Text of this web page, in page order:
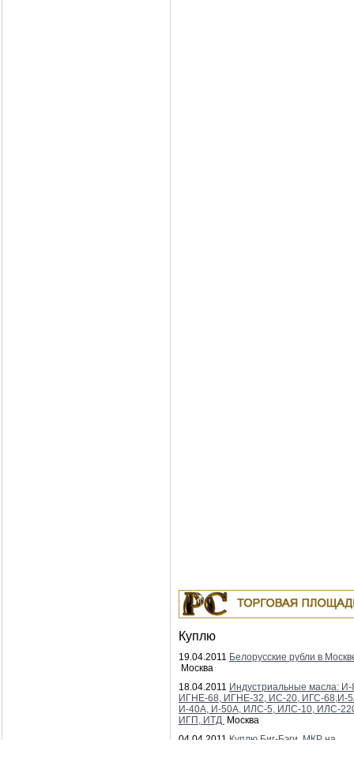
Куплю
19.04.2011 Белорусские рубли в
Москва
18.04.2011 Индустриальные масла: И-
ИГНЕ-68, ИГНЕ-32, ИС-20, ИГС-68,И-
И-40А, И-50А, ИЛС-5, ИЛС-10, ИЛС-
ИГП, ИТД Москва
04.04.2011 Куплю Биг-Бэги, МКР на